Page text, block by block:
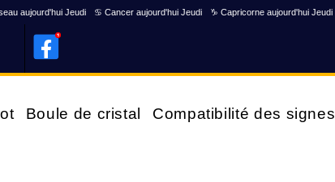
aujourd'hui Jeudi ♋ Cancer aujourd'hui Jeudi ♑ Capricorne aujourd'hui Jeudi
Boule de cristal Compatibilité des signes